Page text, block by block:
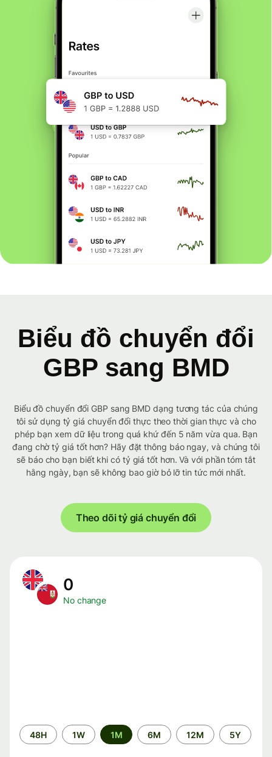
Biểu đồ chuyển đổi
GBP sang BMD
Biểu đồ chuyển đổi GBP sang BMD dạng tương tác của chúng
tôi sử dụng tỷ giá chuyển đổi thực theo thời gian thực và cho
phép bạn xem dữ liệu trong quá khứ đến 5 năm vừa qua. Bạn
đang chờ tỷ giá tốt hơn? Hãy đặt thông báo ngay, và chúng tôi
sẽ báo cho bạn biết khi có tỷ giá tốt hơn. Và với phần tóm tắt
hằng ngày, bạn sẽ không bao giờ bỏ lỡ tin tức mới nhất.
Theo dõi tỷ giá chuyển đổi
0
No change
Time
period
48H 1W 1M 6M 12M 5Y